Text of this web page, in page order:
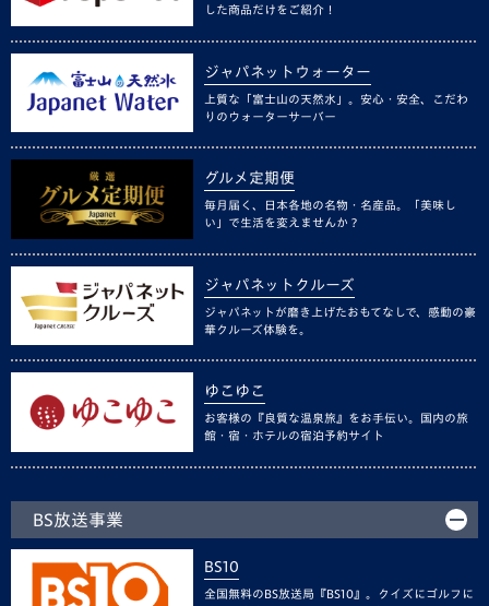
した商品だけをご紹介！
ジャパネットウォーター
上質な「富士山の天然水」。安心・安全、こだわ
りのウォーターサーバー
グルメ定期便
毎月届く、日本各地の名物・名産品。「美味し
い」で生活を変えませんか？
ジャパネットクルーズ
ジャパネットが磨き上げたおもてなしで、感動の豪
華クルーズ体験を。
ゆこゆこ
お客様の『良質な温泉旅』をお手伝い。国内の旅
館・宿・ホテルの宿泊予約サイト
BS放送事業
BS10
全国無料のBS放送局『BS10』。クイズにゴルフに